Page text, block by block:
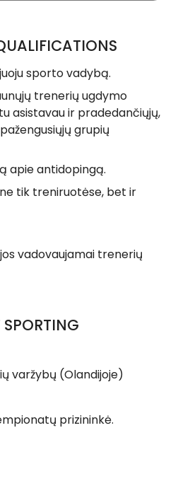
sporto vadybą.
trenerių ugdymo
asistavau ir pradedančiųjų,
grupių
apie antidopingą.
tik treniruotėse, bet ir
vadovaujamai trenerių
varžybų (Olandijoje)
prizininkė.